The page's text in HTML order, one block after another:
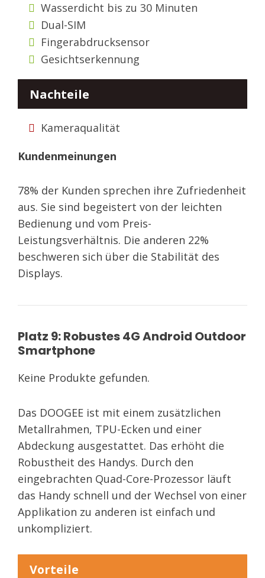
Wasserdicht bis zu 30 Minuten
Dual-SIM
Fingerabdrucksensor
Gesichtserkennung
Nachteile
Kameraqualität
Kundenmeinungen
78% der Kunden sprechen ihre Zufriedenheit
aus. Sie sind begeistert von der leichten
Bedienung und vom Preis-
Leistungsverhältnis. Die anderen 22%
beschweren sich über die Stabilität des
Displays.
Platz 9: Robustes 4G Android Outdoor
Smartphone
Keine Produkte gefunden.
Das DOOGEE ist mit einem zusätzlichen
Metallrahmen, TPU-Ecken und einer
Abdeckung ausgestattet. Das erhöht die
Robustheit des Handys. Durch den
eingebrachten Quad-Core-Prozessor läuft
das Handy schnell und der Wechsel von einer
Applikation zu anderen ist einfach und
unkompliziert.
Vorteile